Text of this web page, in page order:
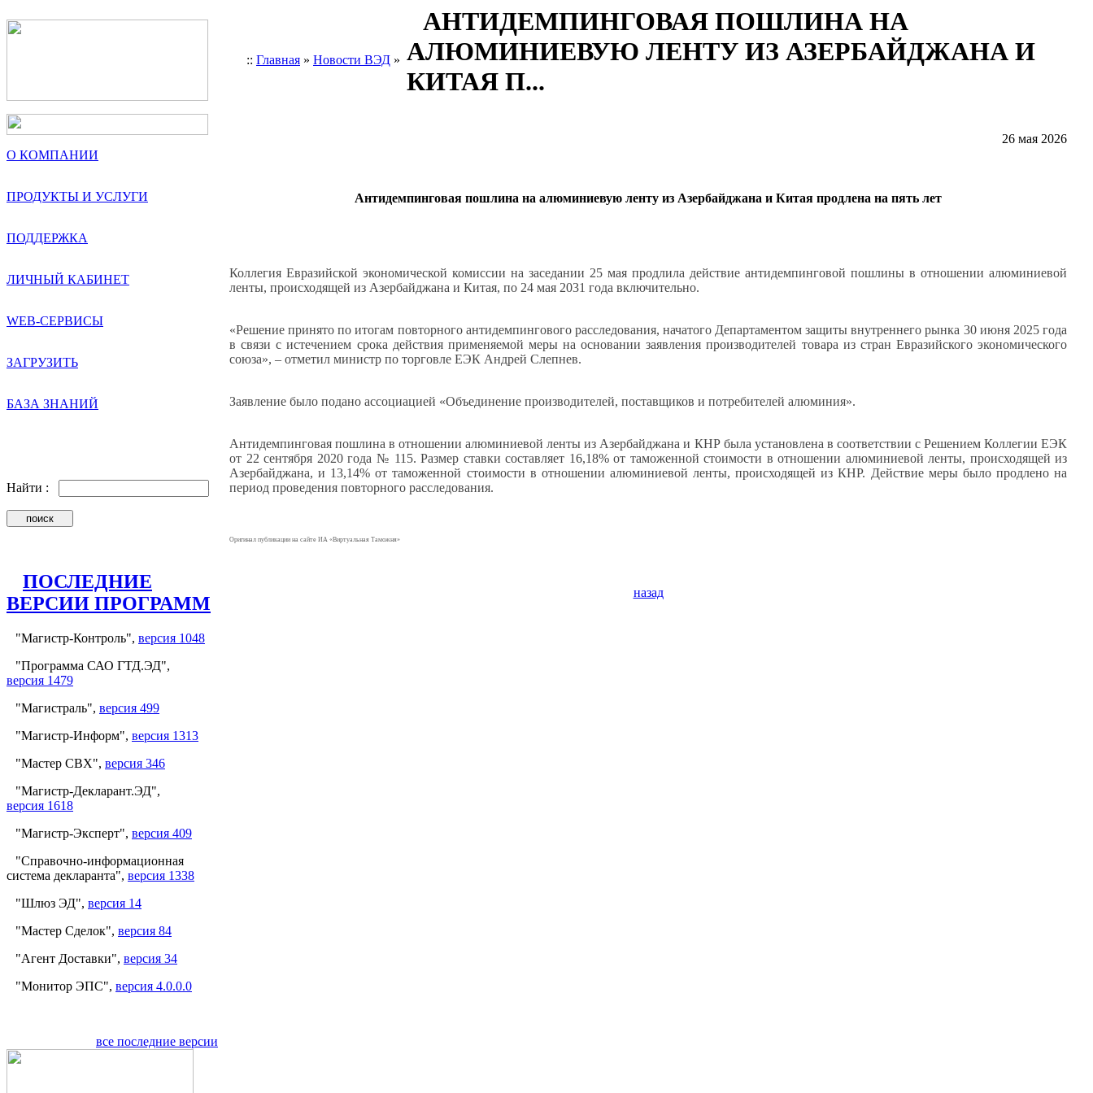
:: Главная » Новости ВЭД »
АНТИДЕМПИНГОВАЯ ПОШЛИНА НА
АЛЮМИНИЕВУЮ ЛЕНТУ ИЗ АЗЕРБАЙДЖАНА И
КИТАЯ П...
О КОМПАНИИ
ПРОДУКТЫ И УСЛУГИ
ПОДДЕРЖКА
ЛИЧНЫЙ КАБИНЕТ
WEB-СЕРВИСЫ
ЗАГРУЗИТЬ
БАЗА ЗНАНИЙ
Найти :
ПОСЛЕДНИЕ
ВЕРСИИ ПРОГРАММ
"Магистр-Контроль", версия 1048
"Программа САО ГТД.ЭД",
версия 1479
"Магистраль", версия 499
"Магистр-Информ", версия 1313
"Мастер СВХ", версия 346
"Магистр-Декларант.ЭД",
версия 1618
"Магистр-Эксперт", версия 409
"Справочно-информационная
система декларанта", версия 1338
"Шлюз ЭД", версия 14
"Мастер Сделок", версия 84
"Агент Доставки", версия 34
"Монитор ЭПС", версия 4.0.0.0
все последние версии
26 мая 2026
Антидемпинговая пошлина на алюминиевую ленту из Азербайджана и Китая продлена на пять лет
Коллегия Евразийской экономической комиссии на заседании 25 мая продлила действие антидемпинговой пошлины в отношении алюминиевой
ленты, происходящей из Азербайджана и Китая, по 24 мая 2031 года включительно.
«Решение принято по итогам повторного антидемпингового расследования, начатого Департаментом защиты внутреннего рынка 30 июня 2025 года
в связи с истечением срока действия применяемой меры на основании заявления производителей товара из стран Евразийского экономического
союза», – отметил министр по торговле ЕЭК Андрей Слепнев.
Заявление было подано ассоциацией «Объединение производителей, поставщиков и потребителей алюминия».
Антидемпинговая пошлина в отношении алюминиевой ленты из Азербайджана и КНР была установлена в соответствии с Решением Коллегии ЕЭК
от 22 сентября 2020 года № 115. Размер ставки составляет 16,18% от таможенной стоимости в отношении алюминиевой ленты, происходящей из
Азербайджана, и 13,14% от таможенной стоимости в отношении алюминиевой ленты, происходящей из КНР. Действие меры было продлено на
период проведения повторного расследования.
Оригинал публикации на сайте ИА «Виртуальная Таможня»
назад